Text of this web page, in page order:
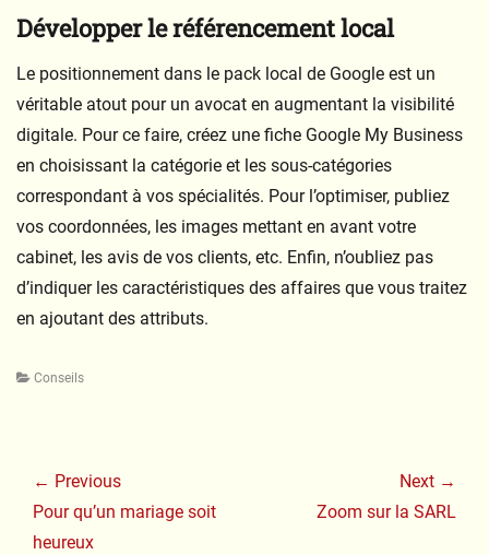
Développer le référencement local
Le positionnement dans le pack local de Google est un
véritable atout pour un avocat en augmentant la visibilité
digitale. Pour ce faire, créez une fiche Google My Business
en choisissant la catégorie et les sous-catégories
correspondant à vos spécialités. Pour l’optimiser, publiez
vos coordonnées, les images mettant en avant votre
cabinet, les avis de vos clients, etc. Enfin, n’oubliez pas
d’indiquer les caractéristiques des affaires que vous traitez
en ajoutant des attributs.
Categories
Conseils
de
l’article
← Previous
Previous
post:
Pour qu’un mariage soit
heureux
Next →
Zoom sur la SARL